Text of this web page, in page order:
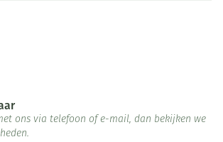
ons via telefoon of e-mail, dan bekijken we